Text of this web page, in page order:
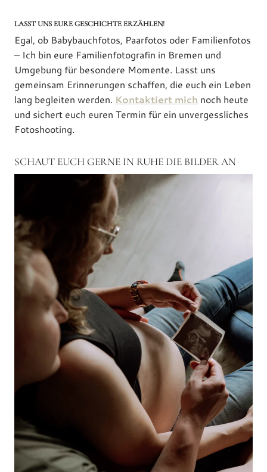
LASST UNS EURE GESCHICHTE ERZÄHLEN!
Egal, ob Babybauchfotos, Paarfotos oder Familienfotos
– Ich bin eure Familienfotografin in Bremen und
Umgebung für besondere Momente. Lasst uns
gemeinsam Erinnerungen schaffen, die euch ein Leben
lang begleiten werden. Kontaktiert mich noch heute
und sichert euch euren Termin für ein unvergessliches
Fotoshooting.
SCHAUT EUCH GERNE IN RUHE DIE BILDER AN